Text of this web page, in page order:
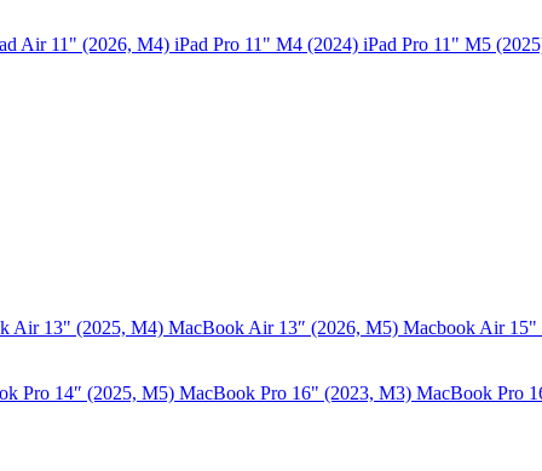
Air 11" (2026, M4) iPad Pro 11" M4 (2024) iPad Pro 11" M5
Air 13" (2025, M4) MacBook Air 13″ (2026, M5) Macbook Air 15"
Pro 14″ (2025, M5) MacBook Pro 16" (2023, M3) MacBook Pro